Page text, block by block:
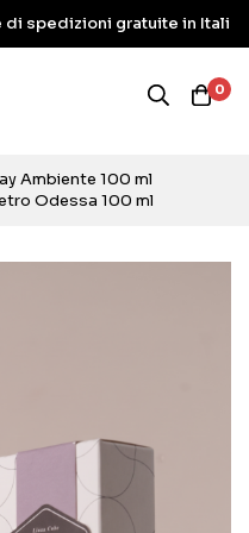
gratuite in Italia per ordini
0
Ambiente 100 ml
Odessa 100 ml